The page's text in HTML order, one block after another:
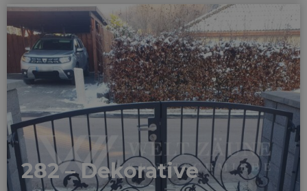
282 – Dekorative